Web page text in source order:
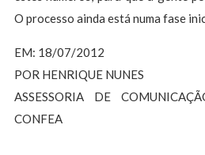
O processo ainda está numa fase
EM: 18/07/2012
POR HENRIQUE NUNES
ASSESSORIA DE
CONFEA